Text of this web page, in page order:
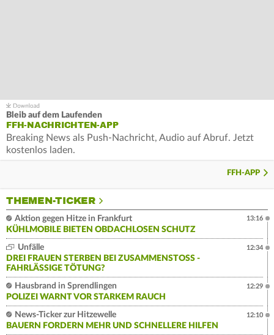
Bleib auf dem Laufenden
FFH-NACHRICHTEN-APP
Breaking News als Push-Nachricht, Audio auf Abruf. Jetzt
kostenlos laden.
FFH-APP
THEMEN-TICKER
Aktion gegen Hitze in Frankfurt
KÜHLMOBILE BIETEN OBDACHLOSEN SCHUTZ
13:16
Unfälle
DREI FRAUEN STERBEN BEI ZUSAMMENSTOSS - F
AHRLÄSSIGE TÖTUNG?
12:34
Hausbrand in Sprendlingen
POLIZEI WARNT VOR STARKEM RAUCH
12:29
News-Ticker zur Hitzewelle
BAUERN FORDERN MEHR UND SCHNELLERE HILFEN
12:10